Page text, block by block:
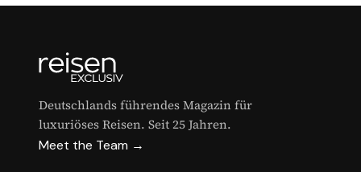
Deutschlands führendes Magazin für
luxuriöses Reisen. Seit 25 Jahren.
Meet the Team →